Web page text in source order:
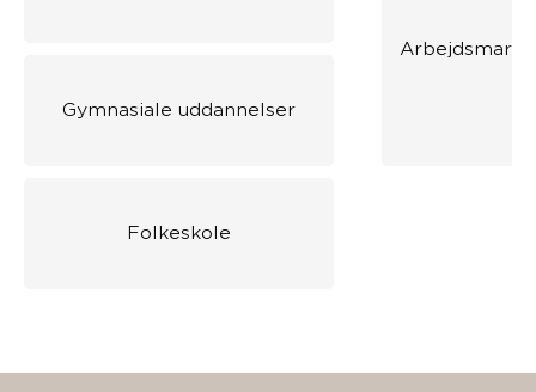
Gymnasiale uddannelser
Folkeskole